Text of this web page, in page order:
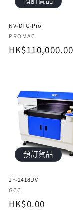
NV-DTG-Pro
廠
商：
PROMAC
定
HK$110,000.00
預訂貨品
JF-2418UV
廠
商：
GCC
定
HK$0.00